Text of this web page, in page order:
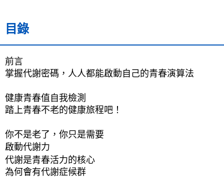
目錄
前言
掌握代謝密碼，人人都能啟動自己的青春演算法
健康青春值自我檢測
踏上青春不老的健康旅程吧！
你不是老了，你只是需要
啟動代謝力
代謝是青春活力的核心
為何會有代謝症候群